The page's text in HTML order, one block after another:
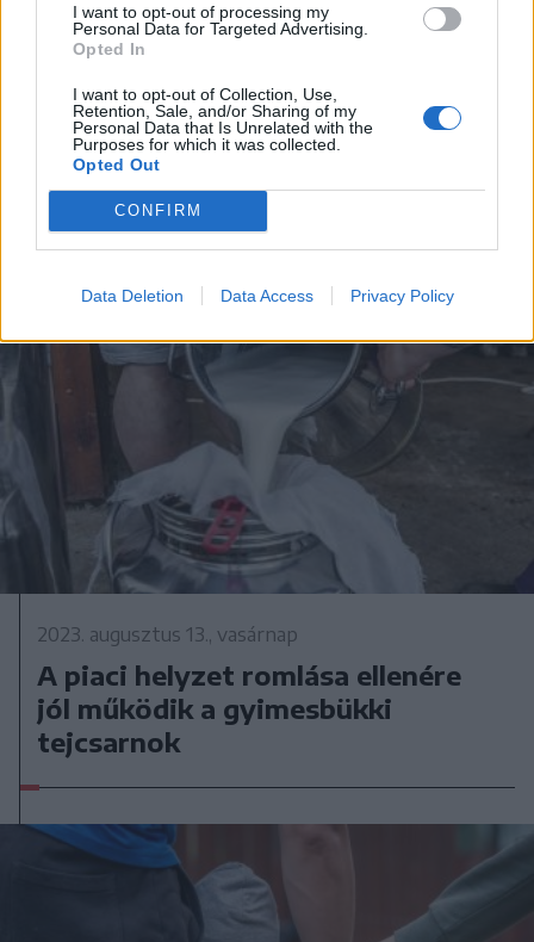
I want to opt-out of processing my
Personal Data for Targeted Advertising.
Opted In
I want to opt-out of Collection, Use,
Retention, Sale, and/or Sharing of my
Personal Data that Is Unrelated with the
Purposes for which it was collected.
Opted Out
CONFIRM
Data Deletion Data Access Privacy Policy
2023. augusztus 15., kedd
Átláthatatlan buszmenetrend,
kiszámíthatatlan járatok
2023. augusztus 13., vasárnap
A piaci helyzet romlása ellenére
jól működik a gyimesbükki
tejcsarnok